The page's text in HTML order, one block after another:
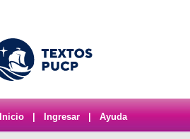
Inicio Ingresar Ayuda